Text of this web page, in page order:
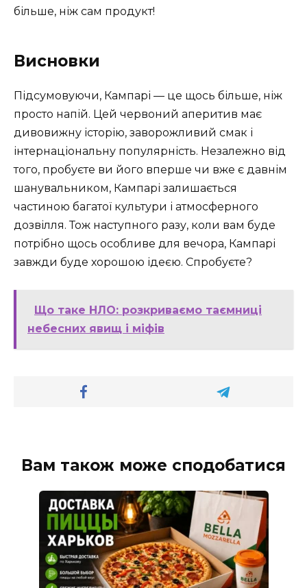
більше, ніж сам продукт!
Висновки
Підсумовуючи, Кампарі — це щось більше, ніж
просто напій. Цей червоний аперитив має
дивовижну історію, заворожливий смак і
інтернаціональну популярність. Незалежно від
того, пробуєте ви його вперше чи вже є давнім
шанувальником, Кампарі залишається
частиною багатої культури і атмосферного
дозвілля. Тож наступного разу, коли вам буде
потрібно щось особливе для вечора, Кампарі
завжди буде хорошою ідеєю. Спробуєте?
Що таке НЛО: розкриваємо таємниці
небесних явищ і міфів
Вам також може сподобатися